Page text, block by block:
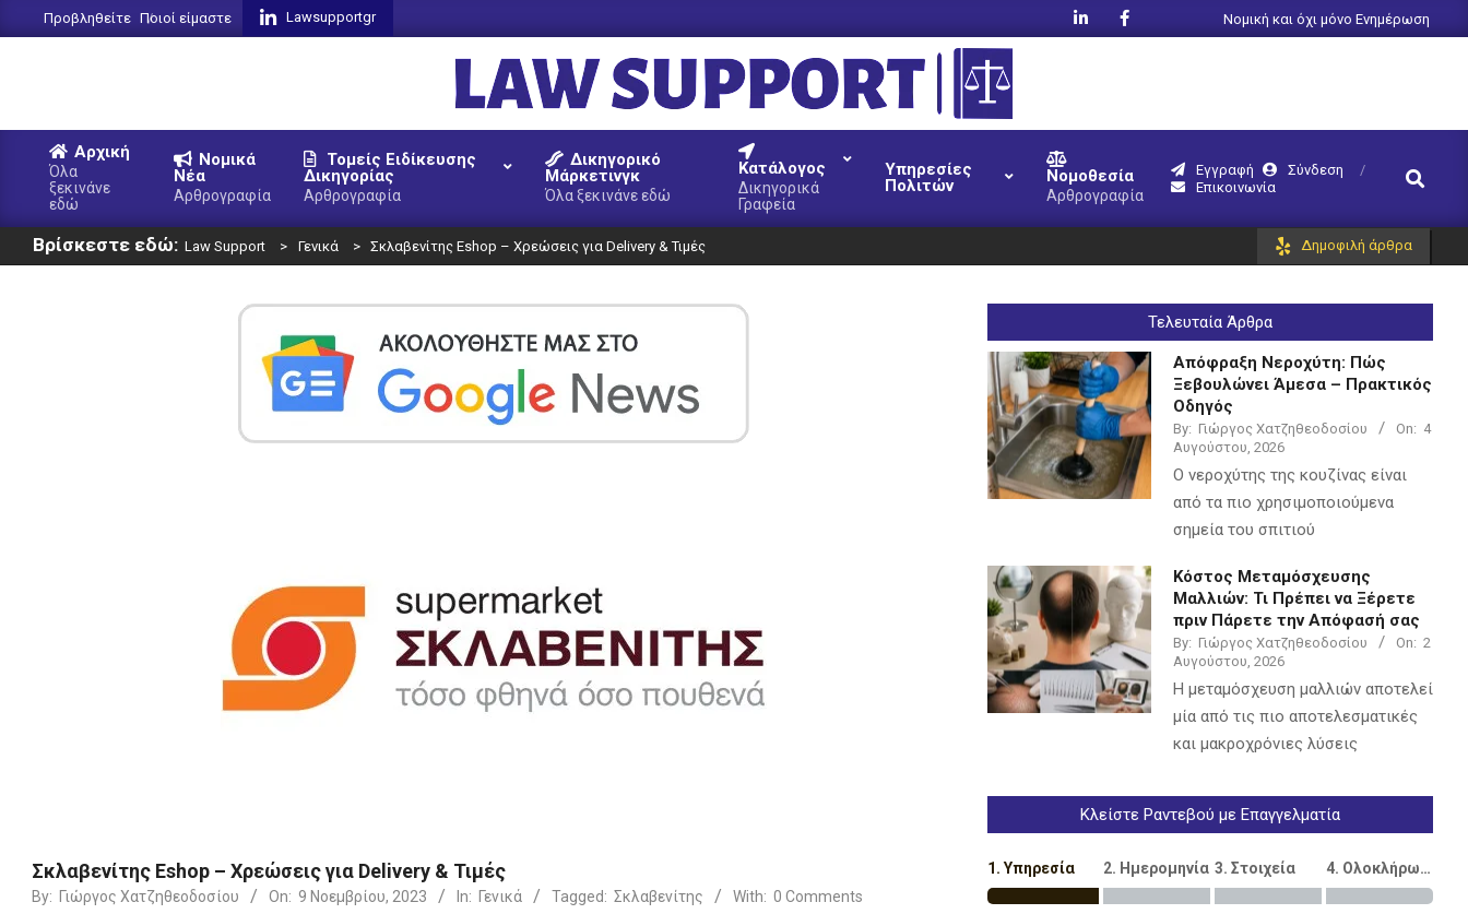
to
Προβληθείτε Ποιοί είμαστε Lawsupportgr Νομική και όχι μόνο Ενημέρωση
LAW
SUPPORT
Primary
Menu
Αρχική
Όλα
ξεκινάνε
εδώ
Νομικά
Νέα
Αρθρογραφία
Τομείς Ειδίκευσης
Δικηγορίας
Αρθρογραφία
Δικηγορικό
Μάρκετινγκ
Όλα ξεκινάνε εδώ
Κατάλογος
Δικηγορικά
Γραφεία
Υπηρεσίες
Πολιτών
Νομοθεσία
Αρθρογραφία
Εγγραφή
Σύνδεση
Επικοινωνία
Search
Βρίσκεστε εδώ: Law Support > Γενικά > Σκλαβενίτης Eshop – Χρεώσεις για Delivery & Τιμές Δημοφιλή άρθρα
Σκλαβενίτης Eshop – Χρεώσεις για Delivery & Τιμές
By: Γιώργος Χατζηθεοδοσίου On: 9 Νοεμβρίου, 2023 In: Γενικά Tagged: Σκλαβενίτης With: 0 Comments
Τελευταία Άρθρα
Απόφραξη Νεροχύτη: Πώς
Ξεβουλώνει Άμεσα – Πρακτικός
Οδηγός
By: Γιώργος Χατζηθεοδοσίου On: 4
Αυγούστου, 2026
Ο νεροχύτης της κουζίνας είναι
από τα πιο χρησιμοποιούμενα
σημεία του σπιτιού
Κόστος Μεταμόσχευσης
Μαλλιών: Τι Πρέπει να Ξέρετε
πριν Πάρετε την Απόφασή σας
By: Γιώργος Χατζηθεοδοσίου On: 2
Αυγούστου, 2026
Η μεταμόσχευση μαλλιών αποτελεί
μία από τις πιο αποτελεσματικές
και μακροχρόνιες λύσεις
Κλείστε Ραντεβού με Επαγγελματία
1. Υπηρεσία 2. Ημερομηνία 3. Στοιχεία 4. Ολοκλήρωση